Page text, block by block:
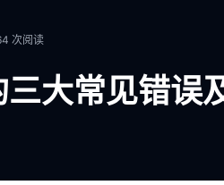
次阅读
大常见错误